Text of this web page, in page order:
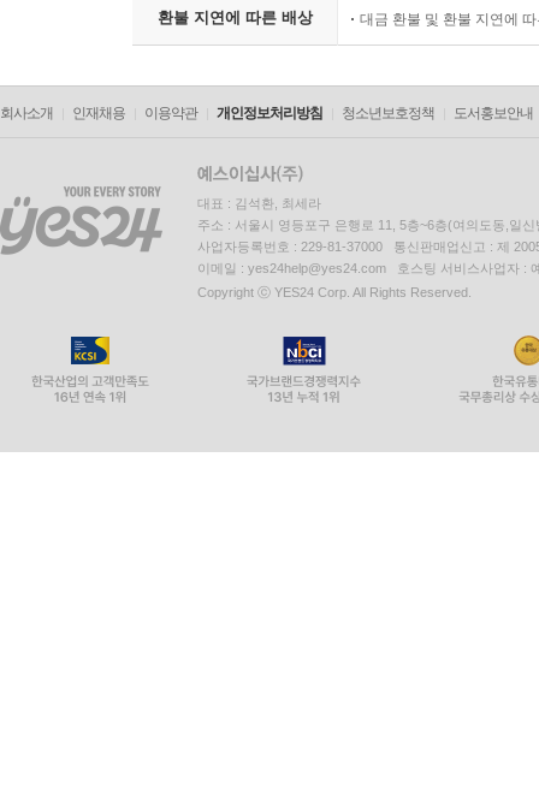
환불 지연에 따른 배상 대금 환불 및 환불 지연에
회사소개 인재채용 이용약관 개인정보처리방침 청소년보호정책 도서홍보안내
대표 : 김석환, 최세라
주소 : 서울시 영등포구 은행로 11, 5층~6층(여의도동,일신
사업자등록번호 : 229-81-37000 통신판매업신고 : 제
이메일 : yes24help@yes24.com 호스팅 서비스사업자 :
Copyright ⓒ YES24 Corp. All Rights Reserved.